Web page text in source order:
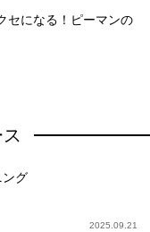
セになる！ピーマンの
ング
2025.09.21